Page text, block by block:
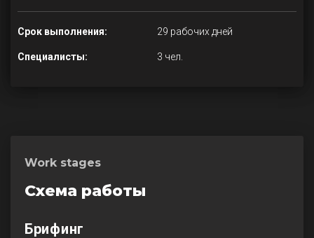
Срок выполнения: 29 рабочих дней
Специалисты: 3 чел.
Work stages
Схема работы
Брифинг